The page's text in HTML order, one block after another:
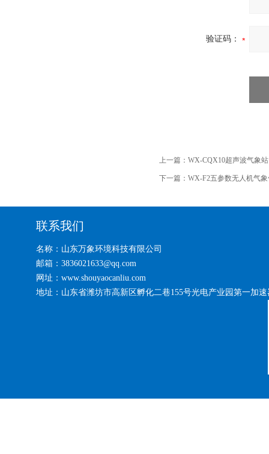
验证码：
上一篇： WX-CQX10超声波气象
下一篇： WX-F2五参数无人机气
联系我们
名称：山东万象环境科技有限公司
邮箱：3836021633@qq.com
网址：www.shouyaocanliu.com
地址：山东省潍坊市高新区孵化二巷155号光电产业园第一加